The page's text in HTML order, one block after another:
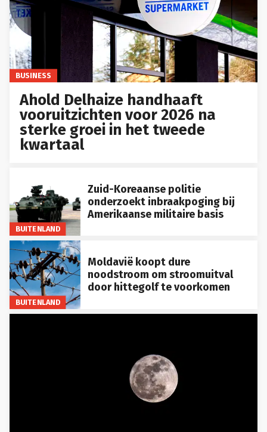
BUSINESS
Ahold Delhaize handhaaft
vooruitzichten voor 2026 na
sterke groei in het tweede
kwartaal
BUITENLAND
Zuid-Koreaanse politie
onderzoekt inbraakpoging bij
Amerikaanse militaire basis
BUITENLAND
Moldavië koopt dure
noodstroom om stroomuitval
door hittegolf te voorkomen